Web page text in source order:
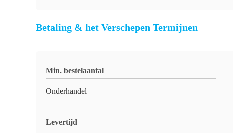
Betaling & het Verschepen Termijnen
Min. bestelaantal
Onderhandel
Levertijd